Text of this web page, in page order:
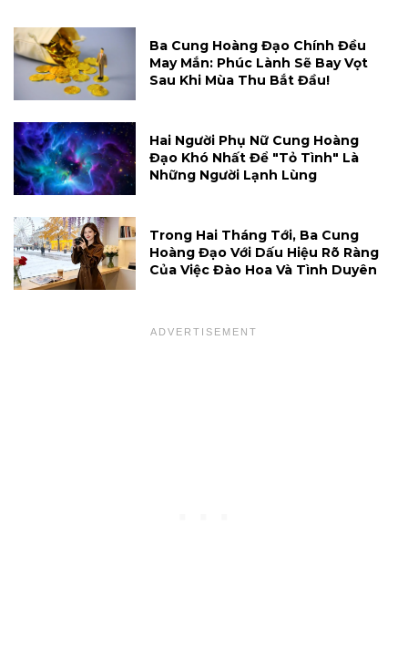
Ba Cung Hoàng Đạo Chính Đều
May Mắn: Phúc Lành Sẽ Bay Vọt
Sau Khi Mùa Thu Bắt Đầu!
Hai Người Phụ Nữ Cung Hoàng
Đạo Khó Nhất Để "tỏ Tình" Là
Những Người Lạnh Lùng
Trong Hai Tháng Tới, Ba Cung
Hoàng Đạo Với Dấu Hiệu Rõ Ràng
Của Việc Đào Hoa Và Tình Duyên